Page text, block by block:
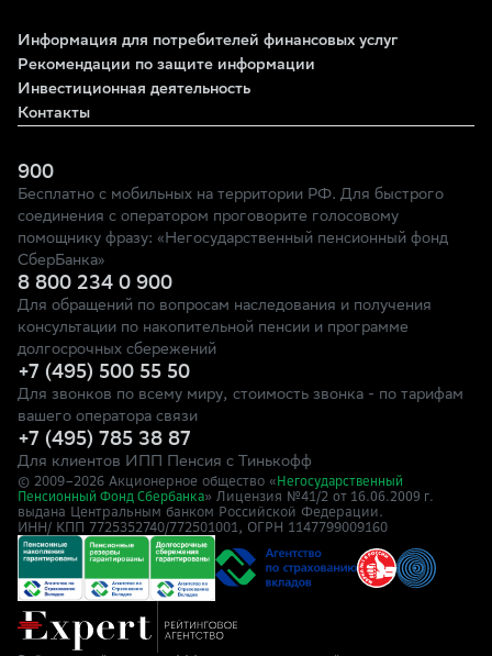
Информация для потребителей финансовых услуг
Рекомендации по защите информации
Инвестиционная деятельность
Контакты
900
Бесплатно с мобильных на территории РФ. Для быстрого
соединения с оператором проговорите голосовому
помощнику фразу: «Негосударственный пенсионный фонд
СберБанка»
8 800 234 0 900
Для обращений по вопросам наследования и получения
консультации по накопительной пенсии и программе
долгосрочных сбережений
+7 (495) 500 55 50
Для звонков по всему миру, стоимость звонка - по тарифам
вашего оператора связи
+7 (495) 785 38 87
Для клиентов ИПП Пенсия с Тинькофф
© 2009–2026 Акционерное общество « Негосударственный
Пенсионный Фонд Сбербанка» Лицензия №41/2 от 16.06.2009 г.
выдана Центральным банком Российской Федерации.
ИНН/ КПП 7725352740/772501001, ОГРН 1147799009160